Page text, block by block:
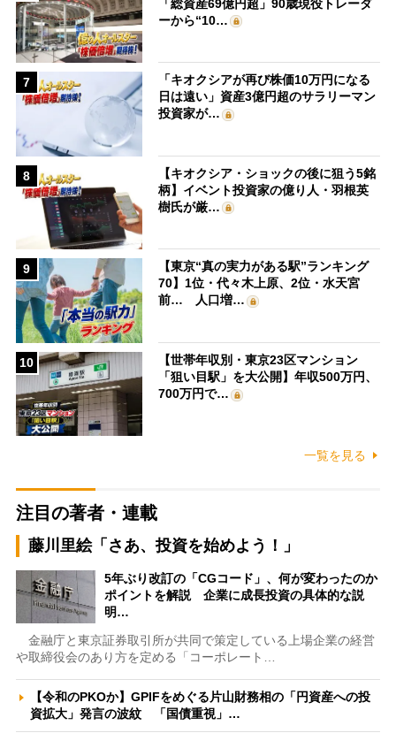
「総資産69億円超」90歳現役トレーダ
ーから“10…
7
「キオクシアが再び株価10万円になる
日は遠い」資産3億円超のサラリーマン
投資家が…
8
【キオクシア・ショックの後に狙う5銘
柄】イベント投資家の億り人・羽根英
樹氏が厳…
9
【東京“真の実力がある駅”ランキング
70】1位・代々木上原、2位・水天宮
前… 人口増…
10
【世帯年収別・東京23区マンション
「狙い目駅」を大公開】年収500万円、
700万円で…
一覧を見る
注目の著者・連載
藤川里絵「さあ、投資を始めよう！」
5年ぶり改訂の「CGコード」、何が変わったのか
ポイントを解説 企業に成長投資の具体的な説
明…
金融庁と東京証券取引所が共同で策定している上場企業の経営
や取締役会のあり方を定める「コーポレート…
【令和のPKOか】GPIFをめぐる片山財務相の「円資産への投
資拡大」発言の波紋 「国債重視」…